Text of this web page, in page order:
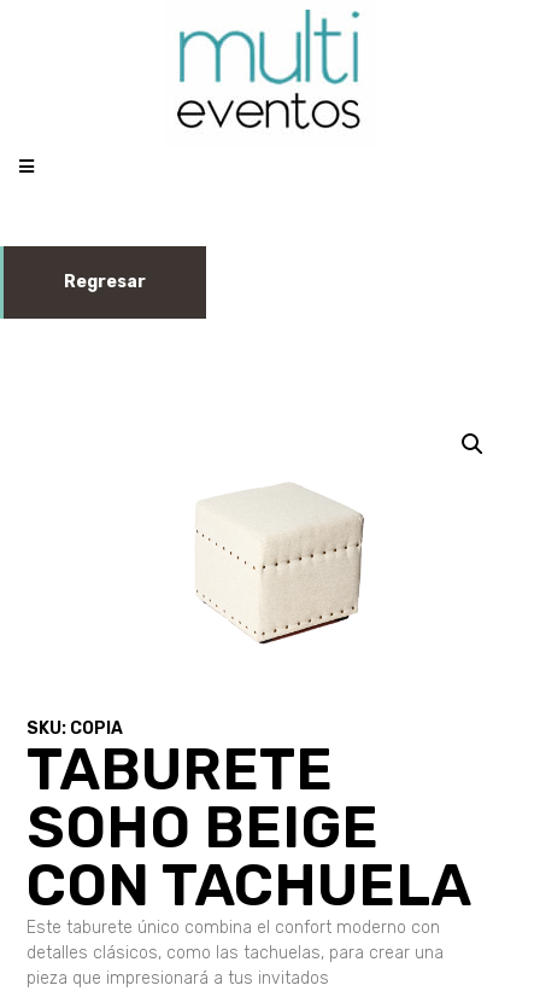
SKU: COPIA
TABURETE
SOHO BEIGE
CON TACHUELA
Este taburete único combina el confort moderno con
detalles clásicos, como las tachuelas, para crear una
pieza que impresionará a tus invitados